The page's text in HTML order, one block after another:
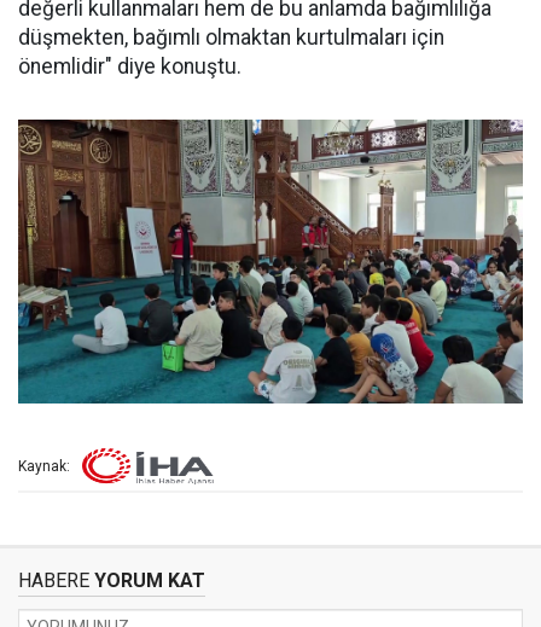
değerli kullanmaları hem de bu anlamda bağımlılığa
düşmekten, bağımlı olmaktan kurtulmaları için
önemlidir" diye konuştu.
Kaynak:
HABERE YORUM KAT